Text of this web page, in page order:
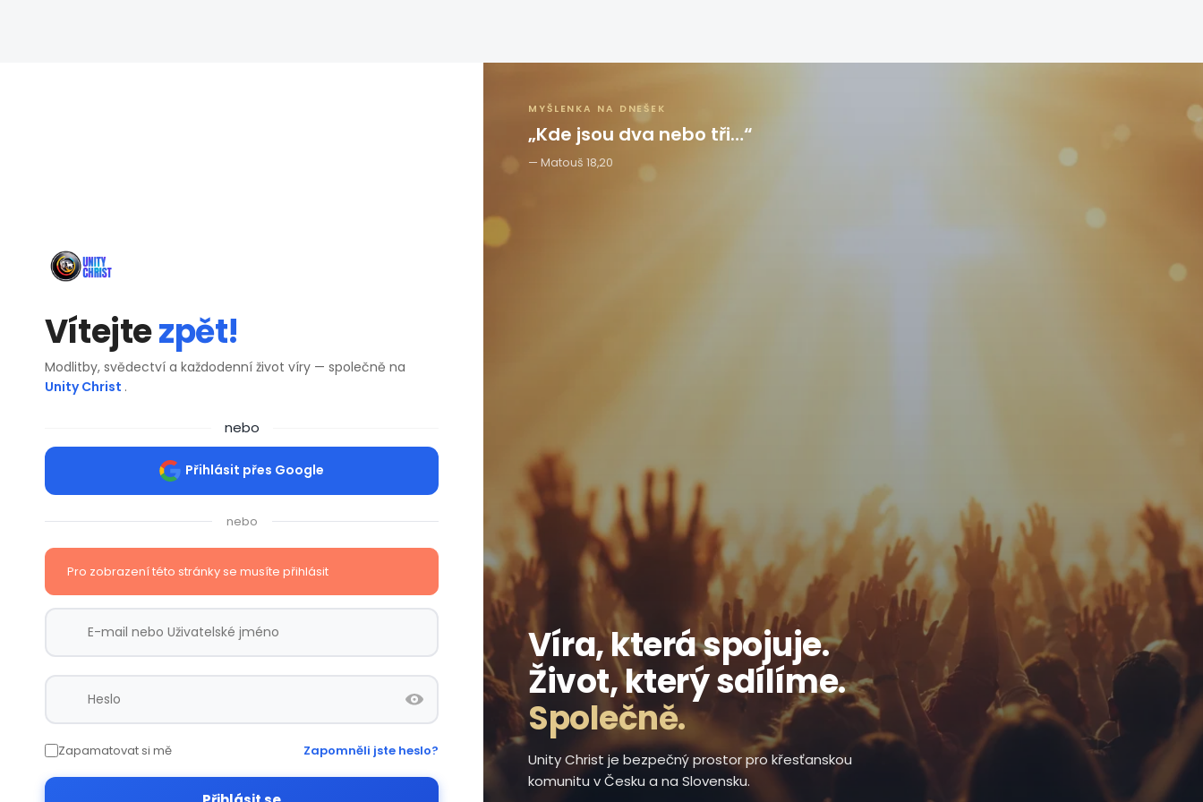
Vítejtezpět!
Modlitby, svědectví a každodenní život víry — společně na
Unity Christ .
nebo
Přihlásit přes Google
nebo
Pro zobrazení této stránky se musíte přihlásit
Zapamatovat si mě Zapomněli jste heslo?
Víra, která spojuje.
Život, který sdílíme.
Společně.
Unity Christ je bezpečný prostor pro křesťanskou
komunitu v Česku a na Slovensku.
MYŠLENKA NA DNEŠEK
„Kde jsou dva nebo tři…“
Matouš 18,20